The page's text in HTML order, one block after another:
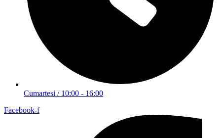
Cumartesi / 10:00 - 16:00
Facebook-f